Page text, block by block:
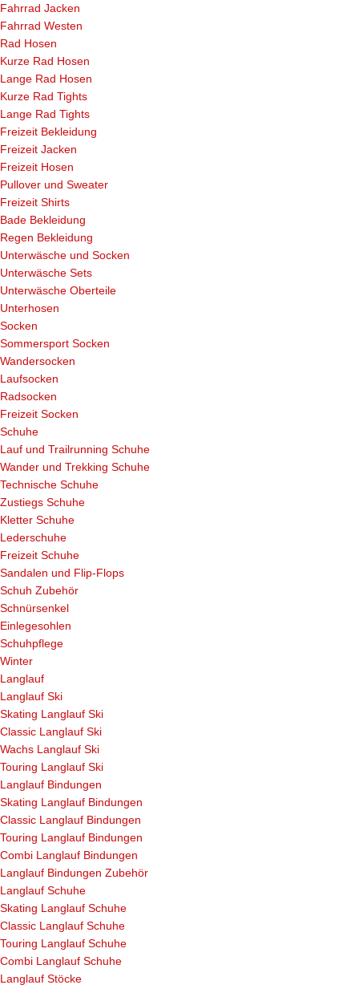
Fahrrad Jacken
Fahrrad Westen
Rad Hosen
Kurze Rad Hosen
Lange Rad Hosen
Kurze Rad Tights
Lange Rad Tights
Freizeit Bekleidung
Freizeit Jacken
Freizeit Hosen
Pullover und Sweater
Freizeit Shirts
Bade Bekleidung
Regen Bekleidung
Unterwäsche und Socken
Unterwäsche Sets
Unterwäsche Oberteile
Unterhosen
Socken
Sommersport Socken
Wandersocken
Laufsocken
Radsocken
Freizeit Socken
Schuhe
Lauf und Trailrunning Schuhe
Wander und Trekking Schuhe
Technische Schuhe
Zustiegs Schuhe
Kletter Schuhe
Lederschuhe
Freizeit Schuhe
Sandalen und Flip-Flops
Schuh Zubehör
Schnürsenkel
Einlegesohlen
Schuhpflege
Winter
Langlauf
Langlauf Ski
Skating Langlauf Ski
Classic Langlauf Ski
Wachs Langlauf Ski
Touring Langlauf Ski
Langlauf Bindungen
Skating Langlauf Bindungen
Classic Langlauf Bindungen
Touring Langlauf Bindungen
Combi Langlauf Bindungen
Langlauf Bindungen Zubehör
Langlauf Schuhe
Skating Langlauf Schuhe
Classic Langlauf Schuhe
Touring Langlauf Schuhe
Combi Langlauf Schuhe
Langlauf Stöcke